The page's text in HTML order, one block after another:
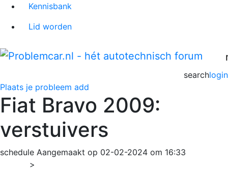
Kennisbank
Lid worden
login
search
Plaats je probleem add
Fiat Bravo 2009:
verstuivers
schedule Aangemaakt op 02-02-2024 om 16:33
>